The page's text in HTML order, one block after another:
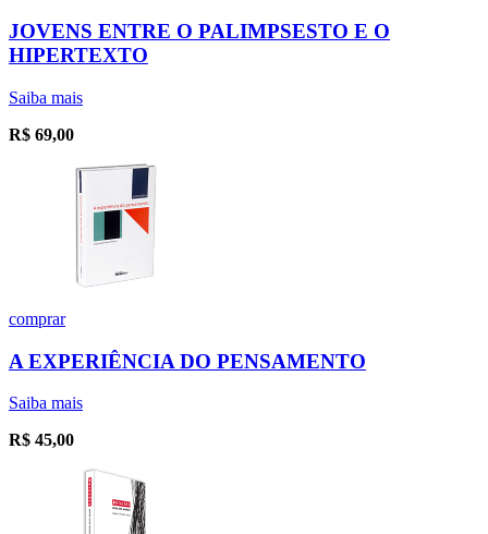
JOVENS ENTRE O PALIMPSESTO E O
HIPERTEXTO
Saiba mais
R$ 69,00
comprar
A EXPERIÊNCIA DO PENSAMENTO
Saiba mais
R$ 45,00